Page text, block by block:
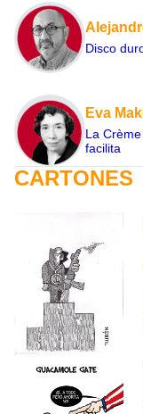
Disco
Eva
La
facilita
CARTONES